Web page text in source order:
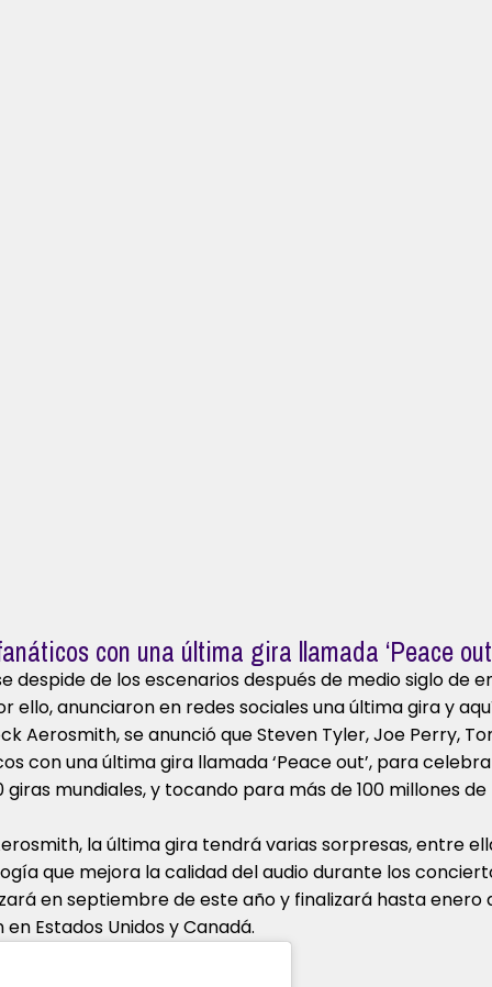
con una última gira llamada ‘Peace
despide de los escenarios después de medio siglo de
ello, anunciaron en redes sociales una última gira y
Aerosmith, se anunció que Steven Tyler, Joe Perry,
con una última gira llamada ‘Peace out’, para
giras mundiales, y tocando para más de 100 millones
la última gira tendrá varias sorpresas, entre
que mejora la calidad del audio durante los
en septiembre de este año y finalizará hasta enero
Estados Unidos y Canadá.